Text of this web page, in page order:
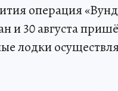
операция
и 30 августа
лодки